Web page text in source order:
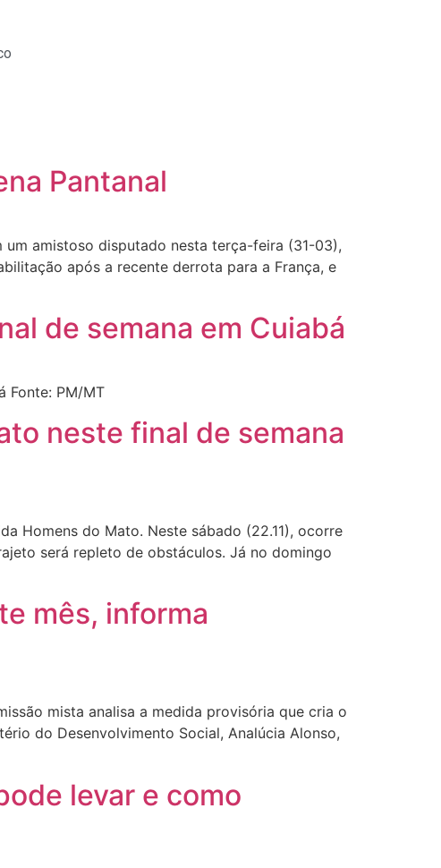
Pantanal
um amistoso disputado nesta terça-feira (31-03),
após a recente derrota para a França, e
de semana em Cuiabá
Fonte: PM/MT
neste final de semana
Homens do Mato. Neste sábado (22.11), ocorre
será repleto de obstáculos. Já no domingo
mês, informa
mista analisa a medida provisória que cria o
do Desenvolvimento Social, Analúcia Alonso,
levar e como